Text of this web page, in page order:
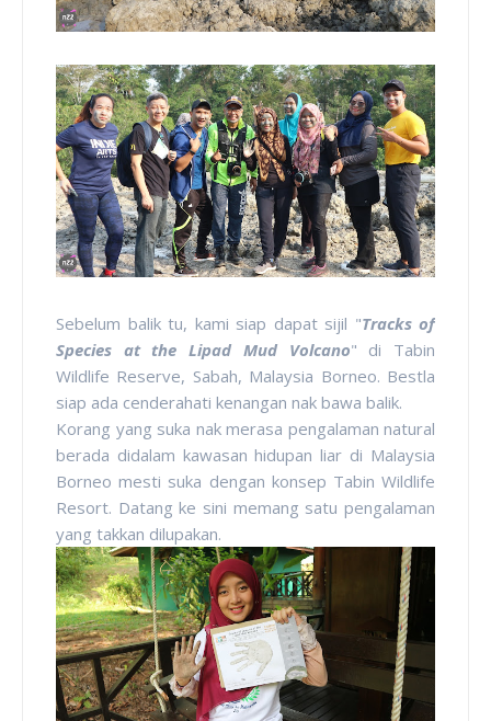
Sebelum balik tu, kami siap dapat sijil "Tracks of
Species at the Lipad Mud Volcano" di Tabin
Wildlife Reserve, Sabah, Malaysia Borneo. Bestla
siap ada cenderahati kenangan nak bawa balik.
Korang yang suka nak merasa pengalaman natural
berada didalam kawasan hidupan liar di Malaysia
Borneo mesti suka dengan konsep Tabin Wildlife
Resort. Datang ke sini memang satu pengalaman
yang takkan dilupakan.